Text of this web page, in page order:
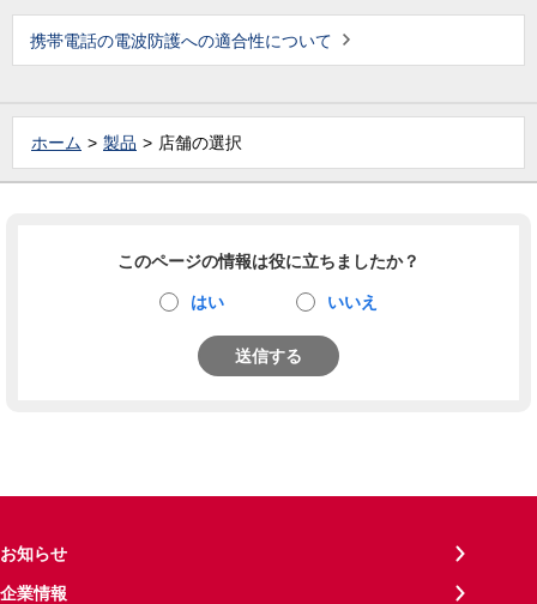
携帯電話の電波防護への適合性について
ホーム 製品 店舗の選択
このページの情報は役に立ちましたか？
はい いいえ
送信する
お知らせ
企業情報